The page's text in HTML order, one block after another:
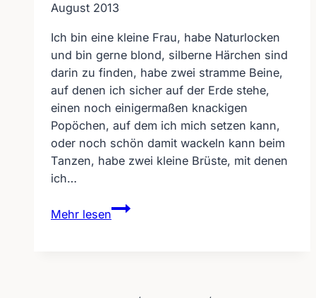
August 2013
Ich bin eine kleine Frau, habe Naturlocken
und bin gerne blond, silberne Härchen sind
darin zu finden, habe zwei stramme Beine,
auf denen ich sicher auf der Erde stehe,
einen noch einigermaßen knackigen
Popöchen, auf dem ich mich setzen kann,
oder noch schön damit wackeln kann beim
Tanzen, habe zwei kleine Brüste, mit denen
ich…
Mehr lesen
Für
alle,
kritisieren